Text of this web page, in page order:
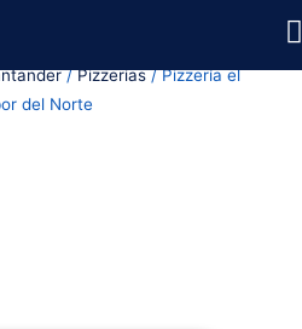
/Pizzerias/ Pizzería el
del Norte